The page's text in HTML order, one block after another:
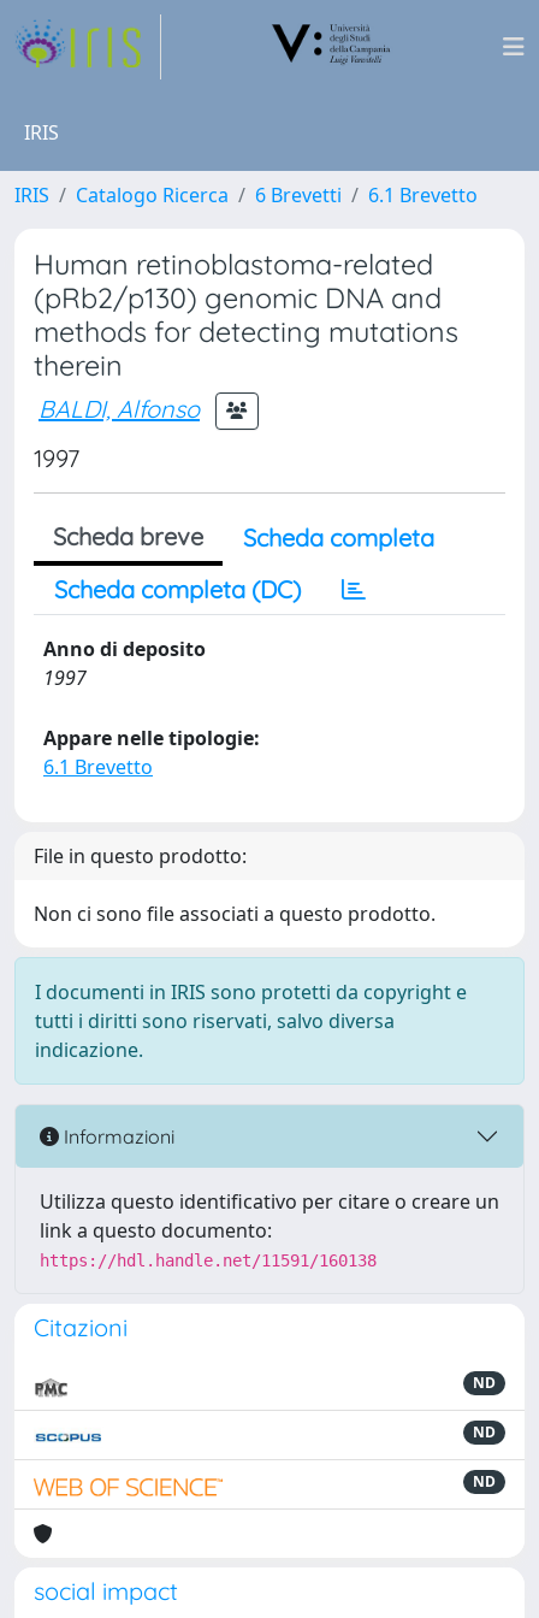
IRIS
IRIS Catalogo Ricerca 6 Brevetti 6.1 Brevetto
Human retinoblastoma-related
(pRb2/p130) genomic DNA and
methods for detecting mutations
therein
BALDI, Alfonso
1997
Scheda breve
Scheda completa
Scheda completa (DC)
Anno di deposito
1997
Appare nelle tipologie:
6.1 Brevetto
File in questo prodotto:
Non ci sono file associati a questo prodotto.
I documenti in IRIS sono protetti da copyright e
tutti i diritti sono riservati, salvo diversa
indicazione.
Informazioni
Utilizza questo identificativo per citare o creare un
link a questo documento:
https://hdl.handle.net/11591/160138
Citazioni
ND
ND
ND
social impact